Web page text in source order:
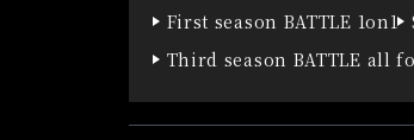
First season BATTLE 1on1
Third season BATTLE all